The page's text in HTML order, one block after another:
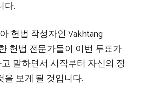
다.
헌법 작성자인 Vakhtang
헌법 전문가들이 이번 투표가
말하면서 시작부터 자신의 정
을 보게 될 것입니다.